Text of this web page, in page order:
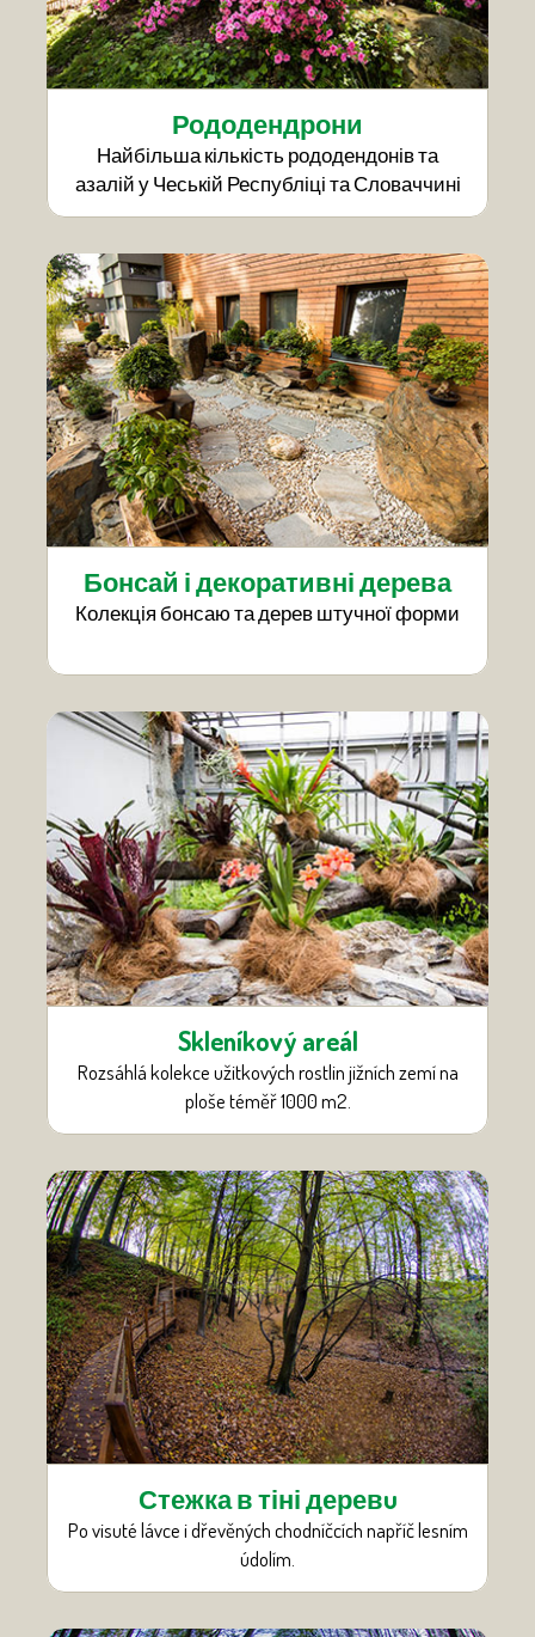
Рододендрони
Найбільша кількість рододендонів та
азалій у Чеській Республіці та Словаччині
Бонсай і декоративні дерева
Колекція бонсаю та дерев штучної форми
Skleníkový areál
Rozsáhlá kolekce užitkových rostlin jižních zemí na
ploše téměř 1000 m2.
Стежка в тіні деревu
Po visuté lávce i dřevěných chodníčcích napříč lesním
údolím.